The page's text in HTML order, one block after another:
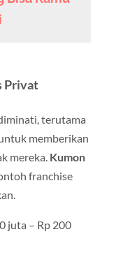
Privat
terutama
memberikan
mereka. Kumon
franchise
juta – Rp 200